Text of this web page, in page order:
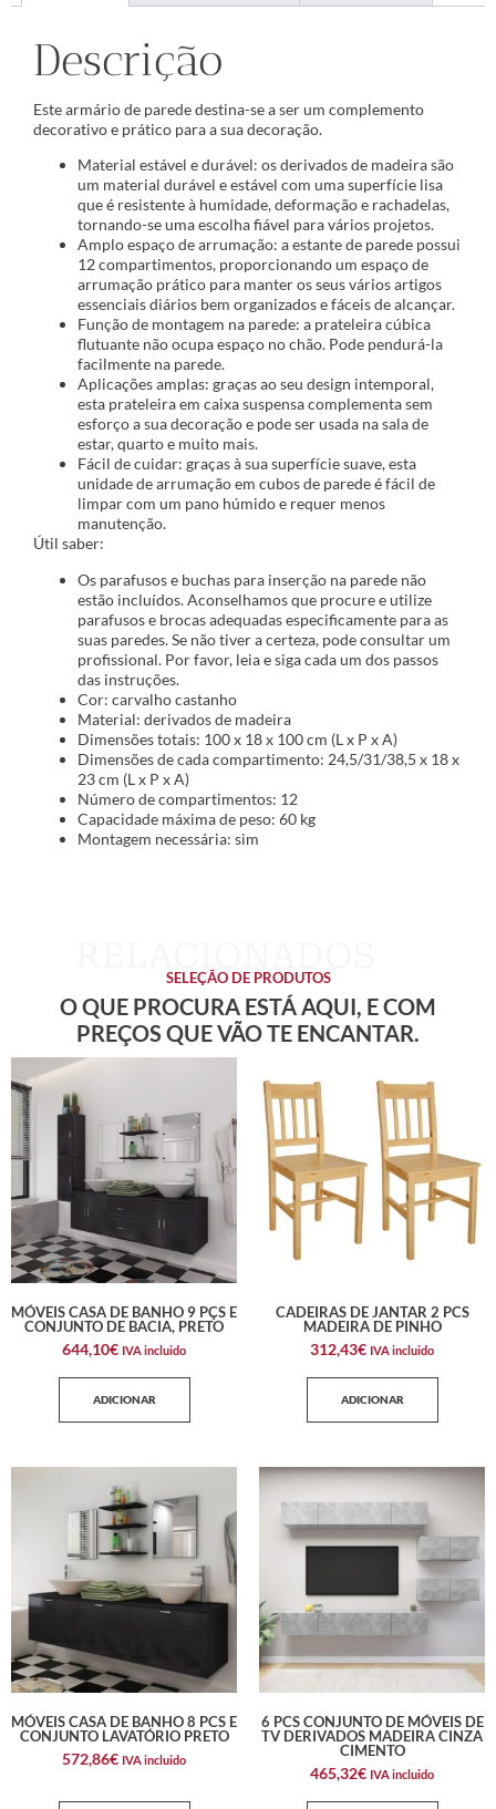
Descrição
Este armário de parede destina-se a ser um complemento
decorativo e prático para a sua decoração.
Material estável e durável: os derivados de madeira são
um material durável e estável com uma superfície lisa
que é resistente à humidade, deformação e rachadelas,
tornando-se uma escolha fiável para vários projetos.
Amplo espaço de arrumação: a estante de parede possui
12 compartimentos, proporcionando um espaço de
arrumação prático para manter os seus vários artigos
essenciais diários bem organizados e fáceis de alcançar.
Função de montagem na parede: a prateleira cúbica
flutuante não ocupa espaço no chão. Pode pendurá-la
facilmente na parede.
Aplicações amplas: graças ao seu design intemporal,
esta prateleira em caixa suspensa complementa sem
esforço a sua decoração e pode ser usada na sala de
estar, quarto e muito mais.
Fácil de cuidar: graças à sua superfície suave, esta
unidade de arrumação em cubos de parede é fácil de
limpar com um pano húmido e requer menos
manutenção.
Útil saber:
Os parafusos e buchas para inserção na parede não
estão incluídos. Aconselhamos que procure e utilize
parafusos e brocas adequadas especificamente para as
suas paredes. Se não tiver a certeza, pode consultar um
profissional. Por favor, leia e siga cada um dos passos
das instruções.
Cor: carvalho castanho
Material: derivados de madeira
Dimensões totais: 100 x 18 x 100 cm (L x P x A)
Dimensões de cada compartimento: 24,5/31/38,5 x 18 x
23 cm (L x P x A)
Número de compartimentos: 12
Capacidade máxima de peso: 60 kg
Montagem necessária: sim
SELEÇÃO DE PRODUTOS
O QUE PROCURA ESTÁ AQUI, E COM
PREÇOS QUE VÃO TE ENCANTAR.
MÓVEIS CASA DE BANHO 9 PÇS E
CONJUNTO DE BACIA, PRETO
644,10€ IVA incluido
ADICIONAR
CADEIRAS DE JANTAR 2 PCS
MADEIRA DE PINHO
312,43€ IVA incluido
ADICIONAR
MÓVEIS CASA DE BANHO 8 PCS E
CONJUNTO LAVATÓRIO PRETO
572,86€ IVA incluido
6 PCS CONJUNTO DE MÓVEIS DE
TV DERIVADOS MADEIRA CINZA
CIMENTO
465,32€ IVA incluido